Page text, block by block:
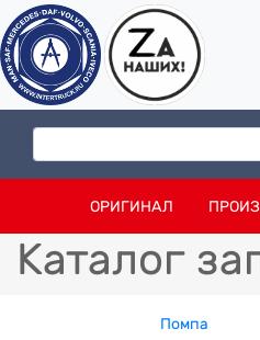
ОРИГИНАЛ
Каталог
Помпа